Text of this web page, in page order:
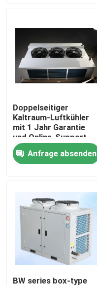
Produkte
Über uns
Qualitätskontrolle
Kontaktieren Sie uns
Rechtssachen
Bitte um ein Angebot
coolroom Verdampfer
Doppelseitiger
Kaltraum-Luftkühler
mit 1 Jahr Garantie
und Online-Support
für Verdampfer
Anfrage absenden
BW series box-type